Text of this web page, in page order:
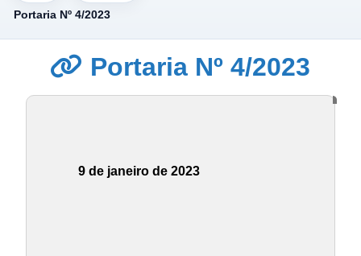
Portaria Nº 4/2023
Portaria Nº 4/2023
9 de janeiro de 2023